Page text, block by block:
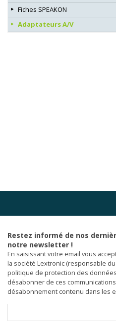
Fiches SPEAKON
Adaptateurs A/V
Restez informé de nos
notre newsletter !
En saisissant votre email vous
la société Lextronic (responsable
politique de protection des
désabonner de ces
désabonnement contenu dans les